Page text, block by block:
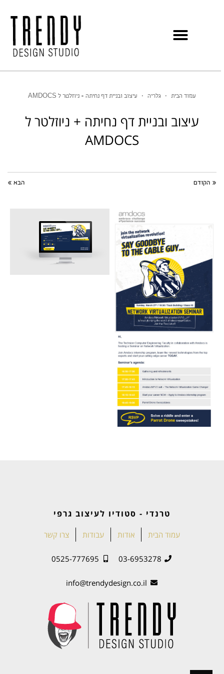
עמוד הבית גלריה עיצוב ובניית דף נחיתה + ניוזלטר ל AMDOCS
עיצוב ובניית דף נחיתה + ניוזלטר ל
AMDOCS
« הקודם הבא »
טרנדי - סטודיו לעיצוב גרפי
עמוד הבית אודות עבודות צרו קשר
03-6953278
0525-777695
info@trendydesign.co.il